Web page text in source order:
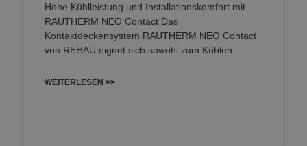
Hohe Kühlleistung und Installationskomfort mit
RAUTHERM NEO Contact Das
Kontaktdeckensystem RAUTHERM NEO Contact
von REHAU eignet sich sowohl zum Kühlen…
WEITERLESEN >>